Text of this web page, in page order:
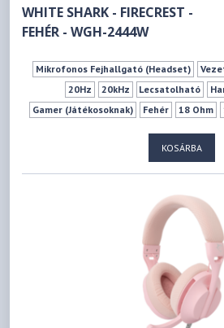
WHITE SHARK - FIRECREST -
FEHÉR - WGH-2444W
Mikrofonos Fejhallgató (Headset)
20Hz
20kHz Lecsatolható
Gamer (Játékosoknak)
Fehér 18 Ohm
KOSÁRBA